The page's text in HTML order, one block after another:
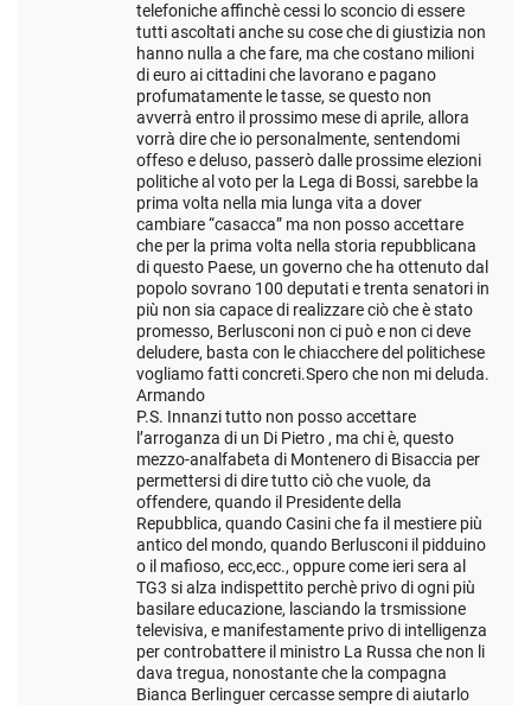
telefoniche affinchè cessi lo sconcio di essere
tutti ascoltati anche su cose che di giustizia non
hanno nulla a che fare, ma che costano milioni
di euro ai cittadini che lavorano e pagano
profumatamente le tasse, se questo non
avverrà entro il prossimo mese di aprile, allora
vorrà dire che io personalmente, sentendomi
offeso e deluso, passerò dalle prossime elezioni
politiche al voto per la Lega di Bossi, sarebbe la
prima volta nella mia lunga vita a dover
cambiare “casacca” ma non posso accettare
che per la prima volta nella storia repubblicana
di questo Paese, un governo che ha ottenuto dal
popolo sovrano 100 deputati e trenta senatori in
più non sia capace di realizzare ciò che è stato
promesso, Berlusconi non ci può e non ci deve
deludere, basta con le chiacchere del politichese
vogliamo fatti concreti.Spero che non mi deluda.
Armando
P.S. Innanzi tutto non posso accettare
l’arroganza di un Di Pietro , ma chi è, questo
mezzo-analfabeta di Montenero di Bisaccia per
permettersi di dire tutto ciò che vuole, da
offendere, quando il Presidente della
Repubblica, quando Casini che fa il mestiere più
antico del mondo, quando Berlusconi il pidduino
o il mafioso, ecc,ecc., oppure come ieri sera al
TG3 si alza indispettito perchè privo di ogni più
basilare educazione, lasciando la trsmissione
televisiva, e manifestamente privo di intelligenza
per controbattere il ministro La Russa che non li
dava tregua, nonostante che la compagna
Bianca Berlinguer cercasse sempre di aiutarlo